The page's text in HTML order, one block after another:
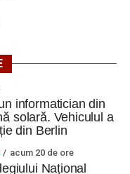
informatician din
solară. Vehiculul a
din Berlin
acum 20 de ore
Național